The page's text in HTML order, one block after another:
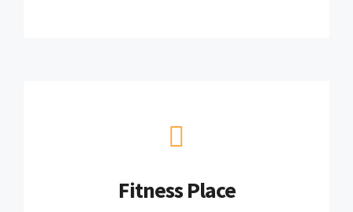
Fitness Place